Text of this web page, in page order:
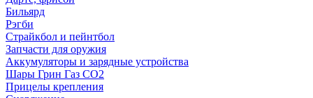
Бильярд
Рэгби
Страйкбол и пейнтбол
Запчасти для оружия
Аккумуляторы и зарядные устройства
Шары Грин Газ СО2
Прицелы крепления